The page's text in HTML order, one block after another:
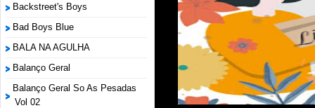
Backstreet's Boys
Bad Boys Blue
BALA NA AGULHA
Balanço Geral
Balanço Geral So As Pesadas
Vol 02